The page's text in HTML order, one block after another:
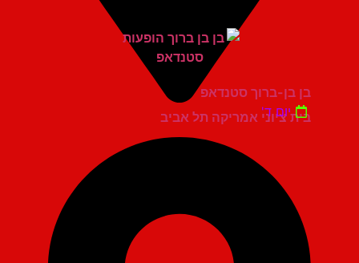
בית ציוני אמריקה תל אביב
בן בן-ברוך סטנדאפ
יום ד'